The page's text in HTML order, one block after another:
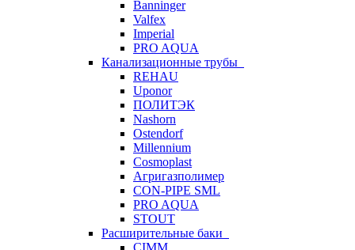
Banninger
Valfex
Imperial
PRO AQUA
Канализационные трубы
REHAU
Uponor
ПОЛИТЭК
Nashorn
Ostendorf
Millennium
Cosmoplast
Агригазполимер
CON-PIPE SML
PRO AQUA
STOUT
Расширительные баки
CIMM